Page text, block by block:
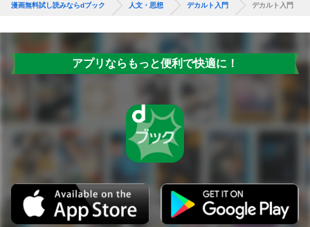
漫画無料試し読みならdブック 人文・思想 デカルト入門 デカルト入門
アプリならもっと便利で快適に！